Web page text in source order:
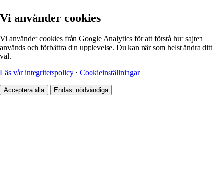
Vi använder cookies
Vi använder cookies från Google Analytics för att förstå hur sajten
används och förbättra din upplevelse. Du kan när som helst ändra ditt
val.
Läs vår integritetspolicy · Cookieinställningar
Acceptera alla Endast nödvändiga